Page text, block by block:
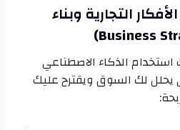
التجارية وبناء
الذكاء الاصطناعي
لك السوق ويقترح عليك